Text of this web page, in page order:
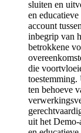
sluiten en
en
account
inbegrip van
betrokkene
die
ten behoeve
uit het